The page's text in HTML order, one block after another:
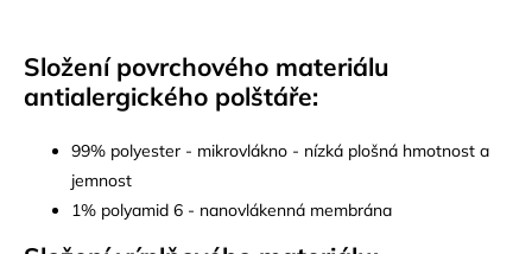
Složení povrchového materiálu
antialergického polštáře:
99% polyester - mikrovlákno - nízká plošná hmotnost a
jemnost
1% polyamid 6 - nanovlákenná membrána